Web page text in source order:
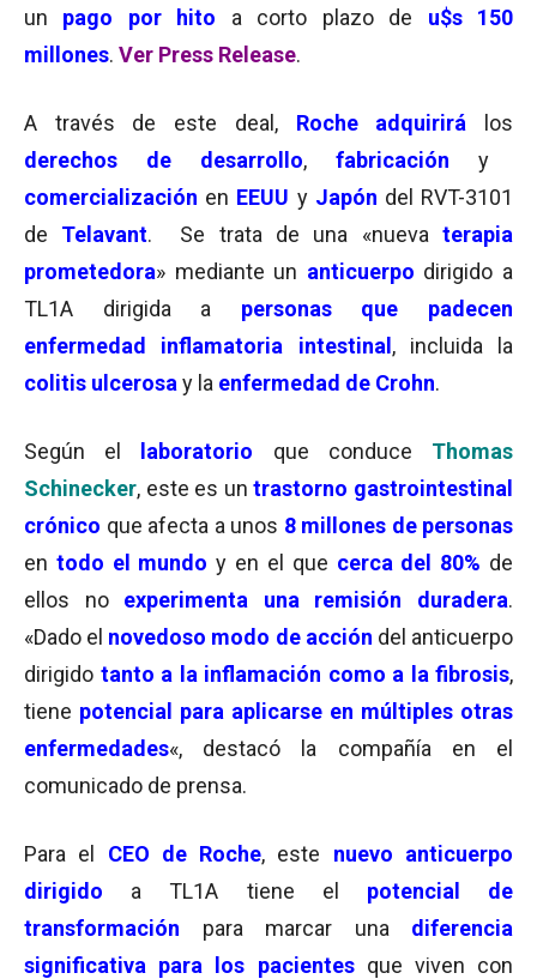
un pago por hito a corto plazo de u$s 150
millones. Ver Press Release.
A través de este deal, Roche adquirirá
los
derechos de desarrollo, fabricación y
comercialización en EEUU y Japón del RVT-3101
de Telavant. Se trata de una «nueva terapia
prometedora» mediante un anticuerpo dirigido a
TL1A dirigida a personas que padecen
enfermedad inflamatoria intestinal , incluida la
colitis ulcerosa y la enfermedad de Crohn.
Según el laboratorio que conduce Thomas
Schinecker, este es untrastorno gastrointestinal
crónico que afecta a unos 8 millones de personas
en todo el mundo y en el que cerca del 80% de
ellos no experimenta una remisión duradera.
«Dado el novedoso modo de acción del anticuerpo
dirigido tanto a la inflamación como a la fibrosis,
tiene potencial para aplicarse en múltiples otras
enfermedades«, destacó la compañía en el
comunicado de prensa.
Para el CEO de Roche, este nuevo anticuerpo
dirigido a TL1A tiene el
potencial de
transformación
para marcar una diferencia
significativa para los pacientes que viven con